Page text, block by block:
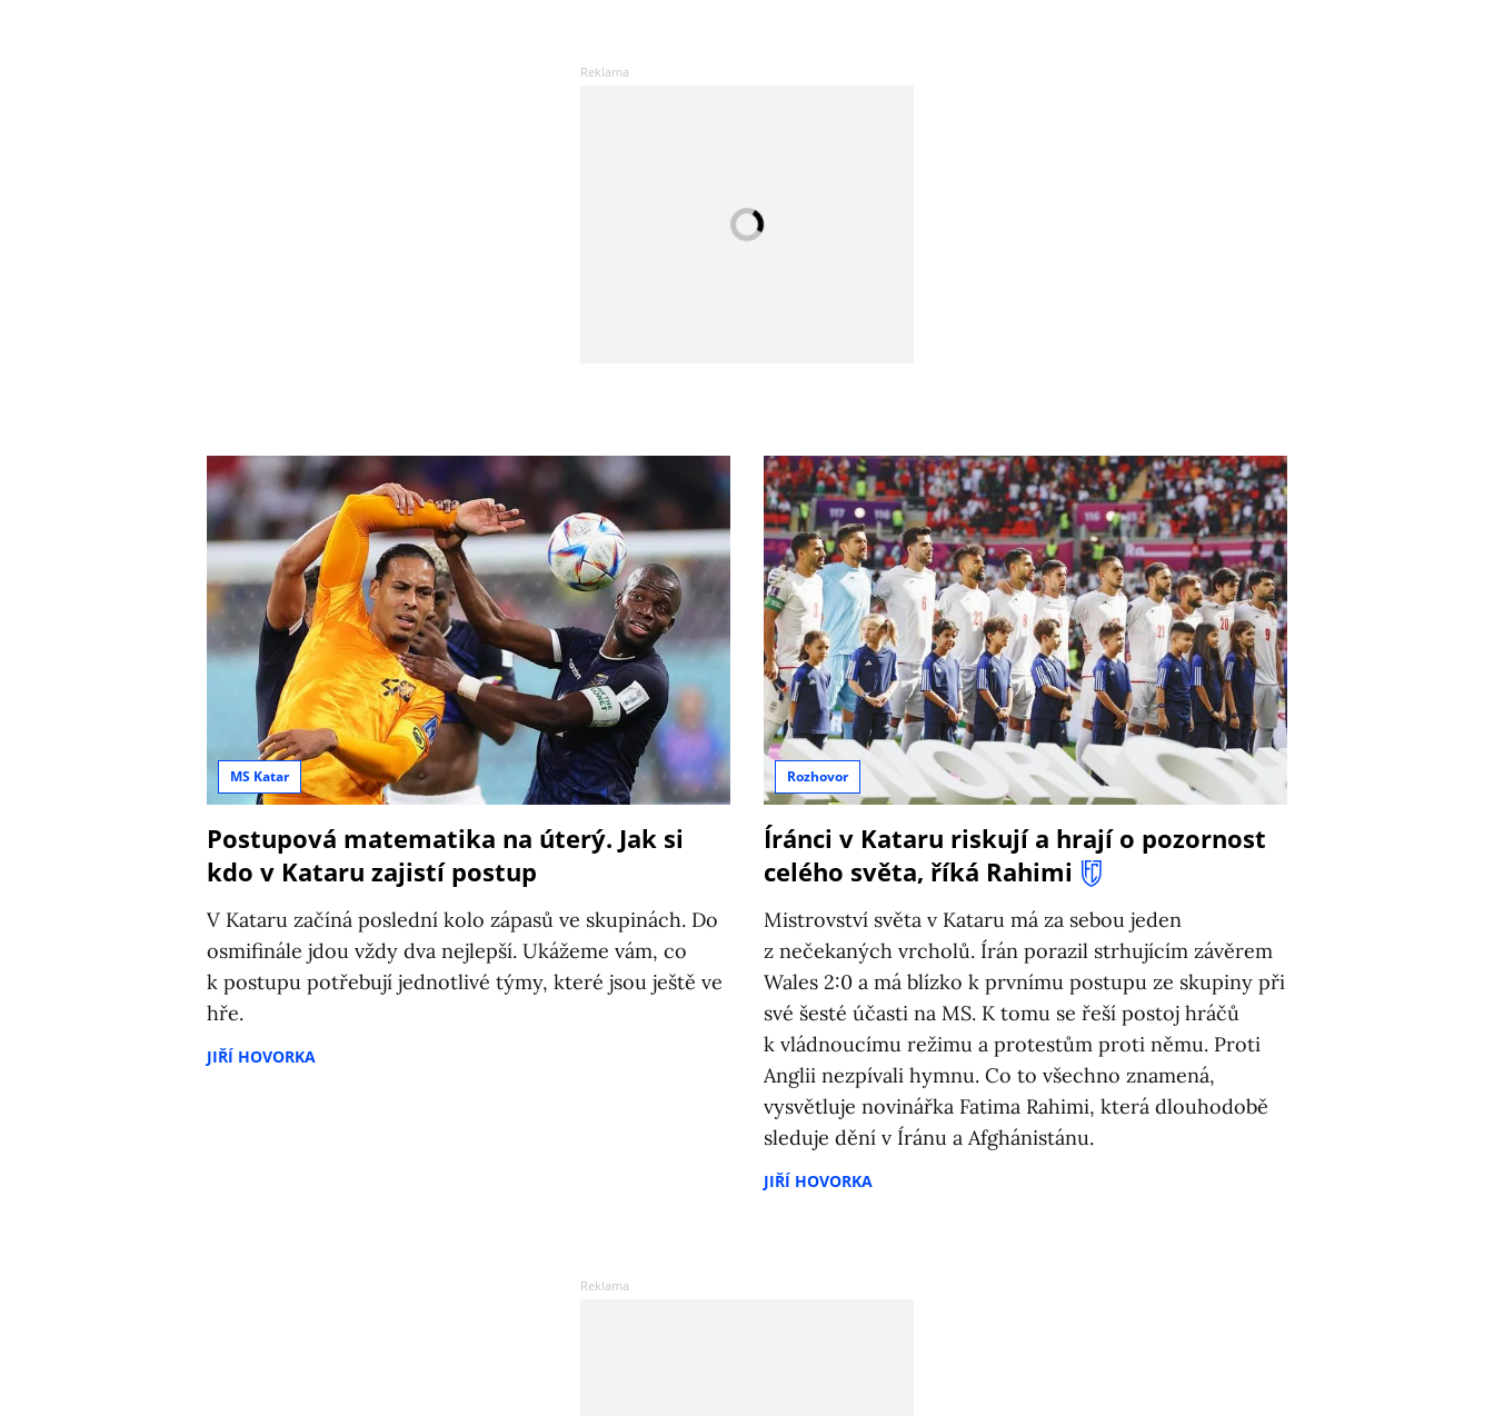
MS Katar
Postupová matematika na úterý. Jak si
kdo v Kataru zajistí postup
V Kataru začíná poslední kolo zápasů ve skupinách. Do
osmifinále jdou vždy dva nejlepší. Ukážeme vám, co
k postupu potřebují jednotlivé týmy, které jsou ještě ve
hře.
JIŘÍ HOVORKA
Rozhovor
Íránci v Kataru riskují a hrají o pozornost
celého světa, říká Rahimi
Mistrovství světa v Kataru má za sebou jeden
z nečekaných vrcholů. Írán porazil strhujícím závěrem
Wales 2:0 a má blízko k prvnímu postupu ze skupiny při
své šesté účasti na MS. K tomu se řeší postoj hráčů
k vládnoucímu režimu a protestům proti němu. Proti
Anglii nezpívali hymnu. Co to všechno znamená,
vysvětluje novinářka Fatima Rahimi, která dlouhodobě
sleduje dění v Íránu a Afghánistánu.
JIŘÍ HOVORKA